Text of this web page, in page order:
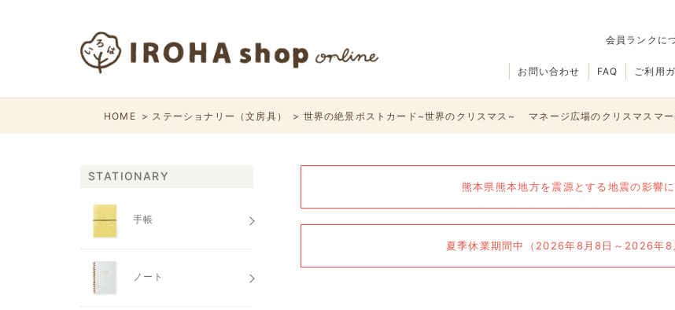
会員ランクに
ご利用
FAQ
お問い合わせ
HOME ステーショナリー（文房具） 世界の絶景ポストカード~世界のクリスマス~ マネージ広場のクリスマスマー
熊本県熊本地方を震源とする地震の影響
夏季休業期間中（2026年8月8日～2026年8
STATIONARY
手帳
ノート